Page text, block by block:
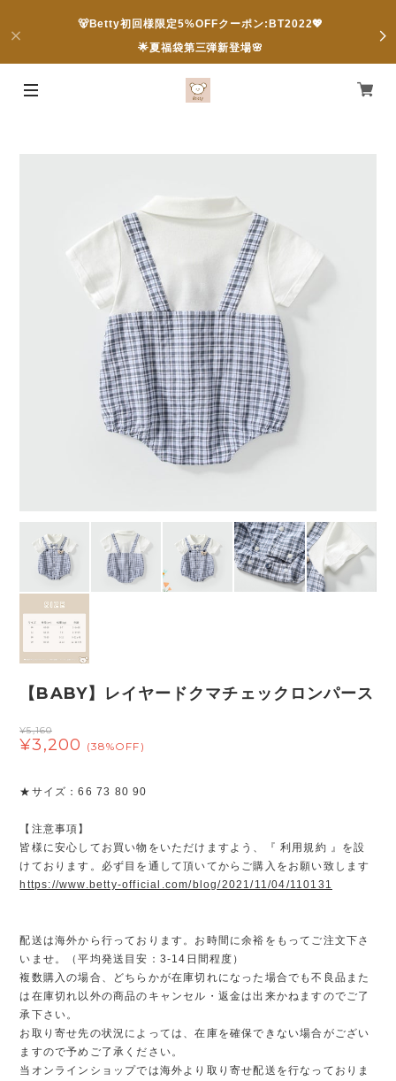
🐻Betty初回様限定5%OFFクーポン:BT2022💖
🌟夏福袋第三弾新登場🌸
【BABY】レイヤードクマチェックロンパース
¥5,160
¥3,200 (38%OFF)
★サイズ：66 73 80 90
【注意事項】
皆様に安心してお買い物をいただけますよう、『 利用規約 』を設
けております。必ず目を通して頂いてからご購入をお願い致します
https://www.betty-official.com/blog/2021/11/04/110131
配送は海外から行っております。お時間に余裕をもってご注文下さ
いませ。（平均発送目安：3-14日間程度）
複数購入の場合、どちらかが在庫切れになった場合でも不良品また
は在庫切れ以外の商品のキャンセル・返金は出来かねますのでご了
承下さい。
お取り寄せ先の状況によっては、在庫を確保できない場合がござい
ますので予めご了承ください。
当オンラインショップでは海外より取り寄せ配送を行なっておりま